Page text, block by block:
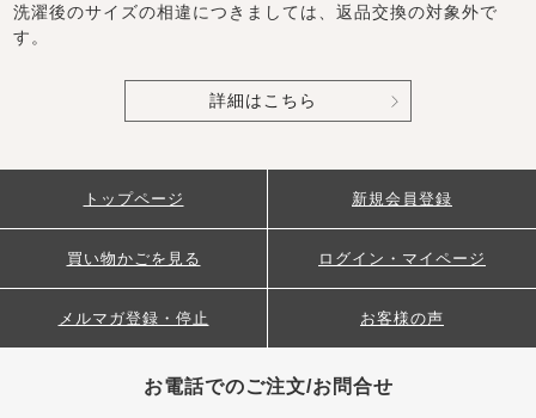
洗濯後のサイズの相違につきましては、返品交換の対象外で
す。
詳細はこちら
お電話でのご注文/お問合せ
トップページ 新規会員登録
買い物かごを見る ログイン・マイページ
メルマガ登録・停止 お客様の声